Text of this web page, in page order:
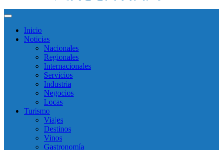
Inicio
Noticias
Nacionales
Regionales
Internacionales
Servicios
Industria
Negocios
Locas
Turismo
Viajes
Destinos
Vinos
Gastronomía